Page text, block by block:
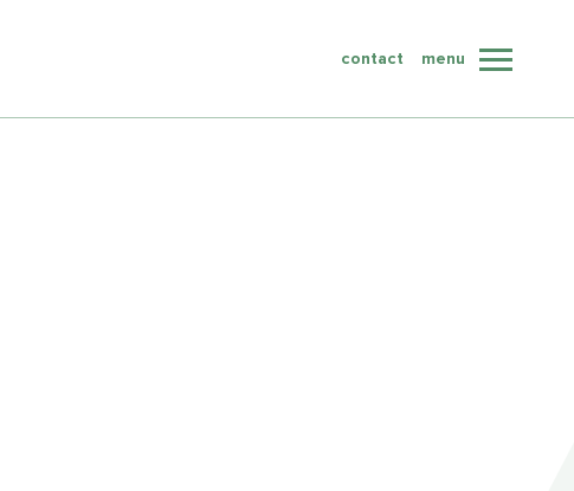
contact sluit
contact menu